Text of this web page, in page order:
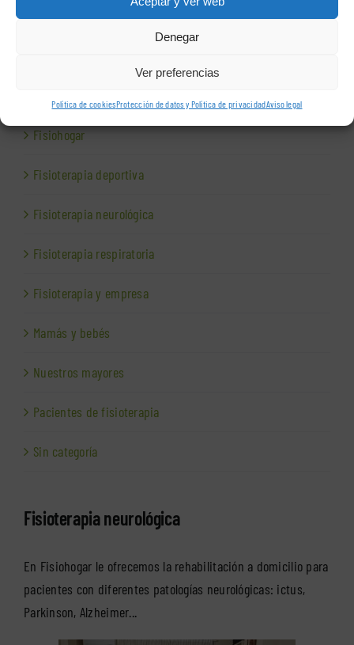
Denegar
Ver preferencias
Política de cookiesProtección de datos y Política de privacidadAviso legal
Cirugías y problemas circulatorios
Fisiohogar
Fisioterapia deportiva
Fisioterapia neurológica
Fisioterapia respiratoria
Fisioterapia y empresa
Mamás y bebés
Nuestros mayores
Pacientes de fisioterapia
Sin categoría
Fisioterapia neurológica
En Fisiohogar le ofrecemos la rehabilitación a domicilio para
pacientes con diferentes patologías neurológicas: ictus,
Parkinson, Alzheimer...